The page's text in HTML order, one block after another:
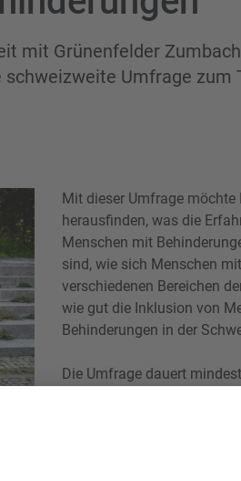
mit Grünenfelder
Umfrage zum
Mit dieser Umfrage möchte
herausfinden, was die
Menschen mit
sind, wie sich Menschen
verschiedenen Bereichen
wie gut die Inklusion von
Behinderungen in der
Die Umfrage dauert
Antworten und
vertraulich behandelt.